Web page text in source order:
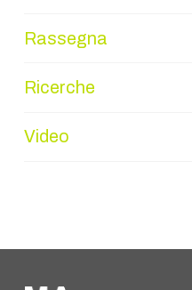
Rassegna
Ricerche
Video